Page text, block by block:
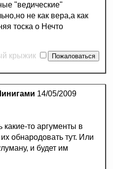
"ведические"
не как вера,а как
тоска о Нечто
крыжик
14/05/2009
какие-то аргументы в
обнародовать тут. Или
и будет им